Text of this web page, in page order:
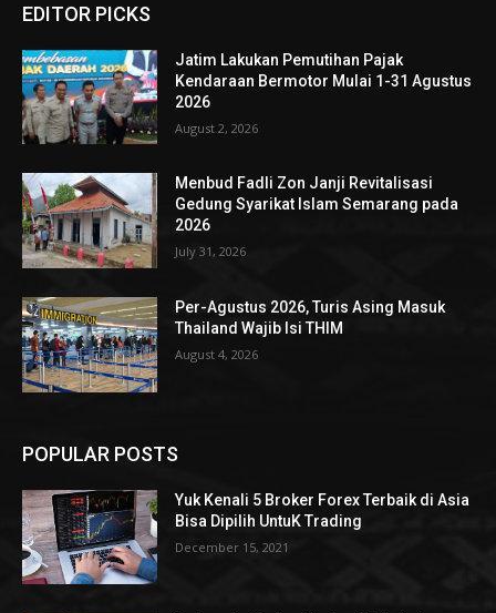
EDITOR PICKS
Jatim Lakukan Pemutihan Pajak
Kendaraan Bermotor Mulai 1-31 Agustus
2026
August 2, 2026
Menbud Fadli Zon Janji Revitalisasi
Gedung Syarikat Islam Semarang pada
2026
July 31, 2026
Per-Agustus 2026, Turis Asing Masuk
Thailand Wajib Isi THIM
August 4, 2026
POPULAR POSTS
Yuk Kenali 5 Broker Forex Terbaik di Asia
Bisa Dipilih UntuK Trading
December 15, 2021